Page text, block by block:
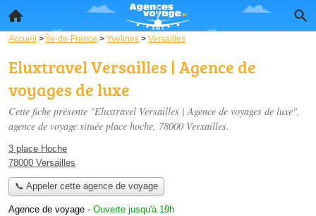
Accueil > Île-de-France > Yvelines > Versailles
Eluxtravel Versailles | Agence de
voyages de luxe
Cette fiche présente "Eluxtravel Versailles | Agence de voyages de luxe",
agence de voyage située place hoche, 78000 Versailles.
3 place Hoche
78000 Versailles
📞 Appeler cette agence de voyage
Agence de voyage - Ouverte jusqu'à 19h